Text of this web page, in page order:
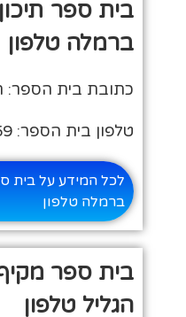
בית ספר
ברמלה טלפון
כתובת בית הספר:
טלפון בית הספר: 08-8565559
לכל המידע על בית
ברמלה טלפון
בית ספר
הגליל טלפון